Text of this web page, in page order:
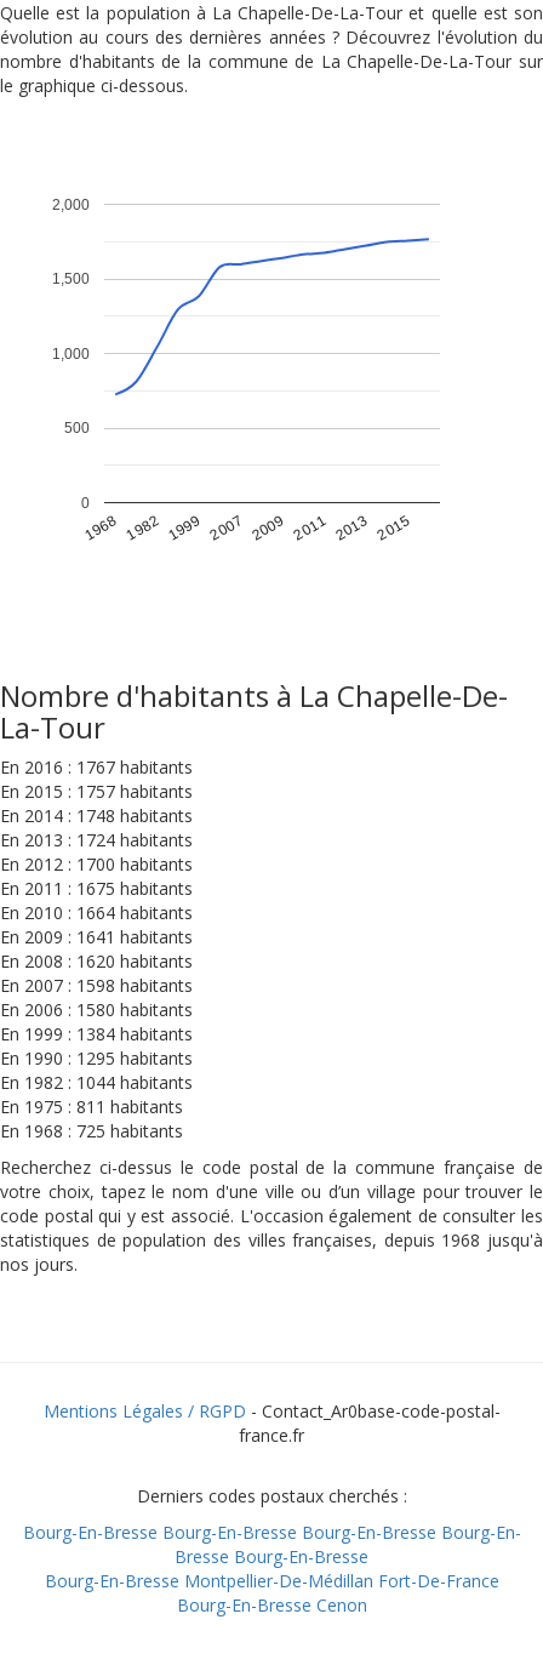
Quelle est la population à La Chapelle-De-La-Tour et quelle est son
évolution au cours des dernières années ? Découvrez l'évolution du
nombre d'habitants de la commune de La Chapelle-De-La-Tour sur
le graphique ci-dessous.
1968 1982 1999 2007 2009 2011 2013 2015
0
500
1,000
1,500
2,000
Nombre d'habitants à La Chapelle-De-
La-Tour
En 2016 : 1767 habitants
En 2015 : 1757 habitants
En 2014 : 1748 habitants
En 2013 : 1724 habitants
En 2012 : 1700 habitants
En 2011 : 1675 habitants
En 2010 : 1664 habitants
En 2009 : 1641 habitants
En 2008 : 1620 habitants
En 2007 : 1598 habitants
En 2006 : 1580 habitants
En 1999 : 1384 habitants
En 1990 : 1295 habitants
En 1982 : 1044 habitants
En 1975 : 811 habitants
En 1968 : 725 habitants
Recherchez ci-dessus le code postal de la commune française de
votre choix, tapez le nom d'une ville ou d’un village pour trouver le
code postal qui y est associé. L'occasion également de consulter les
statistiques de population des villes françaises, depuis 1968 jusqu'à
nos jours.
Mentions Légales / RGPD - Contact_Ar0base-code-postal-
france.fr
Derniers codes postaux cherchés :
Bourg-En-Bresse Bourg-En-Bresse Bourg-En-Bresse Bourg-En-
Bresse Bourg-En-Bresse
Bourg-En-Bresse Montpellier-De-Médillan Fort-De-France
Bourg-En-Bresse Cenon